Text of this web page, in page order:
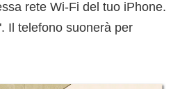
rete Wi-Fi del tuo iPhone.
Il telefono suonerà per